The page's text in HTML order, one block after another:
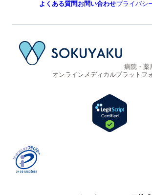
よくある質問お問い合わせプライバシ
病院・薬
オンラインメディカルプラットフ